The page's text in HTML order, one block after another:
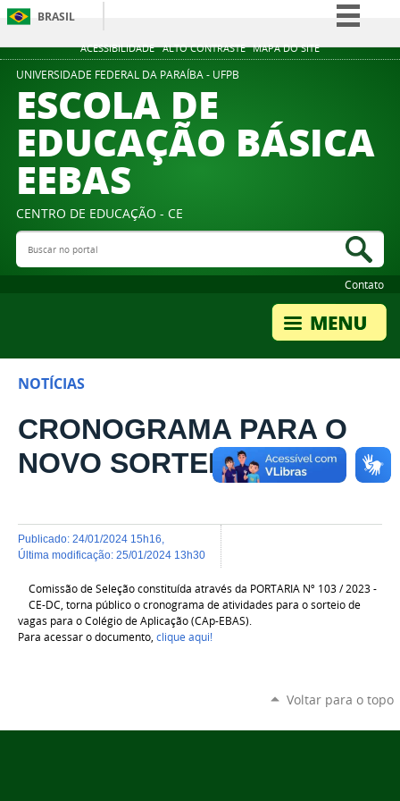
ACESSIBILIDADE ALTO CONTRASTE MAPA DO SITE
BRASIL
Simplifique!
Acesso à informação
Legislação
UNIVERSIDADE FEDERAL DA PARAÍBA - UFPB
ESCOLA DE
EDUCAÇÃO BÁSICA
EEBAS
CENTRO DE EDUCAÇÃO - CE
Buscar no portal
Contato
NOTÍCIAS
CRONOGRAMA PARA O
NOVO SORTEIO
publicado: 24/01/2024 15h16
última modificação: 25/01/2024 13h30
Comissão de Seleção constituída através da PORTARIA Nº 103 / 2023 -
CE-DC, torna público o cronograma de atividades para o sorteio de
vagas para o Colégio de Aplicação (CAp-EBAS).
Para acessar o documento, clique aqui!
Voltar para o topo